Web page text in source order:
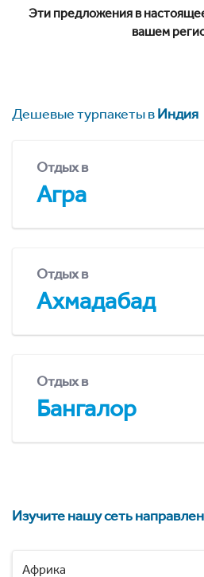
Эти предложения в
вашем
Дешевые турпакеты вИндия
Отдых в
Агра
Отдых в
Ахмадабад
Отдых в
Бангалор
Изучите нашу сеть
Африка